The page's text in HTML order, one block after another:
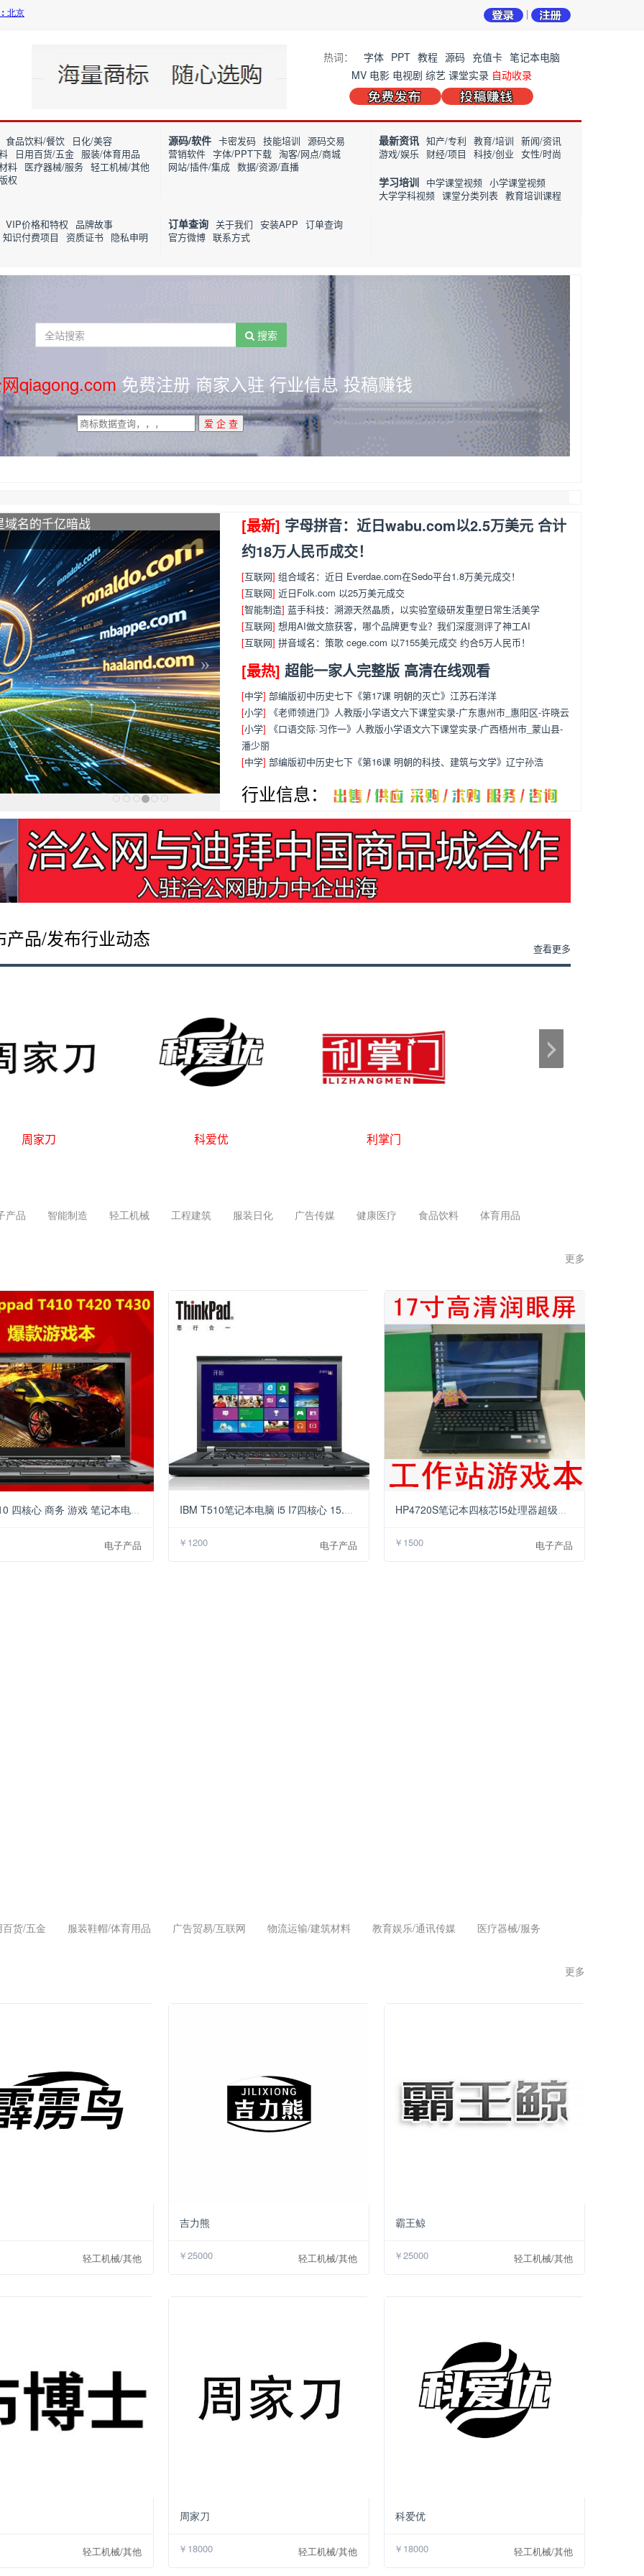
|
热词： 字体 PPT 教程 源码 充值卡 笔记本电脑
MV 电影 电视剧 综艺 课堂实录 自动收录
食品饮料/餐饮
日化/美容
日用百货/五金
服装/体育用品
料
医疗器械/服务 轻工机械/其他
权
源码/软件 卡密发码 技能培训 源码交易
营销软件 字体/PPT下载 淘客/网点/商城
网站/插件/集成 数据/资源/直播
最新资讯 知产/专利 教育/培训 新闻/资讯
游戏/娱乐
财经/项目 科技/创业 女性/时尚
学习培训 中学课堂视频 小学课堂视频
大学学科视频 课堂分类列表 教育培训课程
VIP价格和特权
品牌故事
知识付费项目
资质证书 隐私申明
订单查询 关于我们 安装APP 订单查询
官方微博 联系方式
搜索
qiagong.com 免费注册 商家入驻 行业信息 投稿赚钱
域名的千亿暗战
推介活动
您的企业和产品
»
[最新] 字母拼音：近日wabu.com以2.5万美元 合计
约18万人民币成交！
[互联网] 组合域名：近日 Everdae.com在Sedo平台1.8万美元成交！
[互联网] 近日Folk.com 以25万美元成交
[智能制造] 蓝手科技：溯源天然晶质，以实验室级研发重塑日常生活美学
[互联网] 想用AI做文旅获客，哪个品牌更专业？我们深度测评了神工AI
[互联网] 拼音域名：策歌 cege.com 以7155美元成交 约合5万人民币！
[最热] 超能一家人完整版 高清在线观看
[中学] 部编版初中历史七下《第17课 明朝的灭亡》江苏石洋洋
[小学]
《老师领进门》人教版小学语文六下课堂实录-广东惠州市_惠阳区-许晓云
[小学]
《口语交际·习作一》人教版小学语文六下课堂实录-广西梧州市_蒙山县-
潘少丽
[中学] 部编版初中历史七下《第16课 明朝的科技、建筑与文学》辽宁孙浩
行业信息：
品/发布行业动态 查看更多
霹雳鸟 吉力熊 霸王鲸